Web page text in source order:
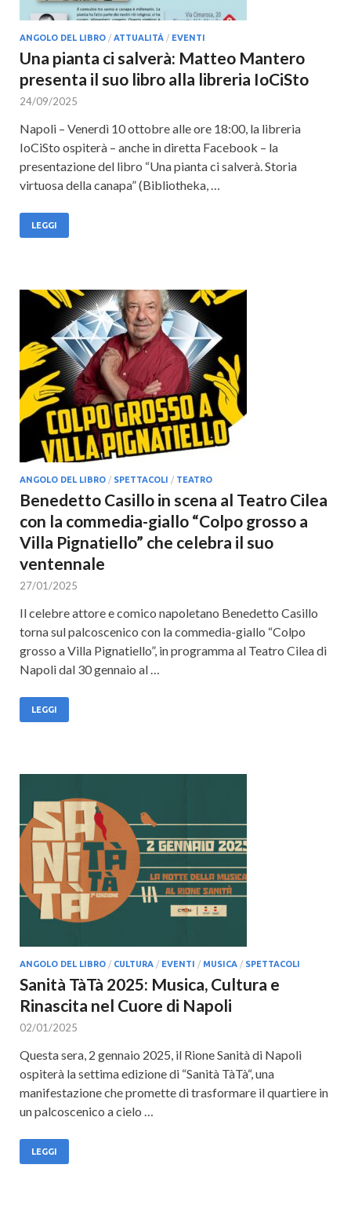
ANGOLO DEL LIBRO / ATTUALITÀ / EVENTI
Una pianta ci salverà: Matteo Mantero
presenta il suo libro alla libreria IoCiSto
24/09/2025
Napoli – Venerdì 10 ottobre alle ore 18:00, la libreria
IoCiSto ospiterà – anche in diretta Facebook – la
presentazione del libro “Una pianta ci salverà. Storia
virtuosa della canapa” (Bibliotheka, …
LEGGI
ANGOLO DEL LIBRO / SPETTACOLI / TEATRO
Benedetto Casillo in scena al Teatro Cilea
con la commedia-giallo “Colpo grosso a
Villa Pignatiello” che celebra il suo
ventennale
27/01/2025
Il celebre attore e comico napoletano Benedetto Casillo
torna sul palcoscenico con la commedia-giallo “Colpo
grosso a Villa Pignatiello”, in programma al Teatro Cilea di
Napoli dal 30 gennaio al …
LEGGI
ANGOLO DEL LIBRO / CULTURA / EVENTI / MUSICA / SPETTACOLI
Sanità TàTà 2025: Musica, Cultura e
Rinascita nel Cuore di Napoli
02/01/2025
Questa sera, 2 gennaio 2025, il Rione Sanità di Napoli
ospiterà la settima edizione di “Sanità TàTà“, una
manifestazione che promette di trasformare il quartiere in
un palcoscenico a cielo …
LEGGI